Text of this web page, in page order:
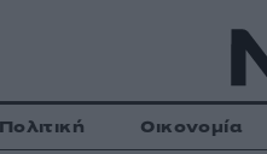
Πολιτική Οικονομία